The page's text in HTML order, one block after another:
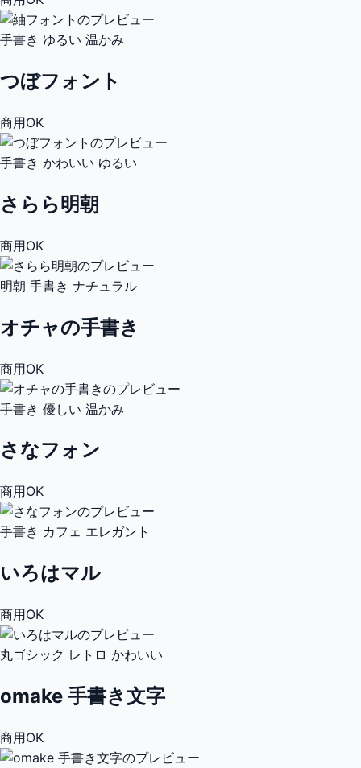
手書き ゆるい 温かみ
つぼフォント
商用OK
手書き かわいい ゆるい
さらら明朝
商用OK
明朝 手書き ナチュラル
オチャの手書き
商用OK
手書き 優しい 温かみ
さなフォン
商用OK
手書き カフェ エレガント
いろはマル
商用OK
丸ゴシック レトロ かわいい
omake 手書き文字
商用OK